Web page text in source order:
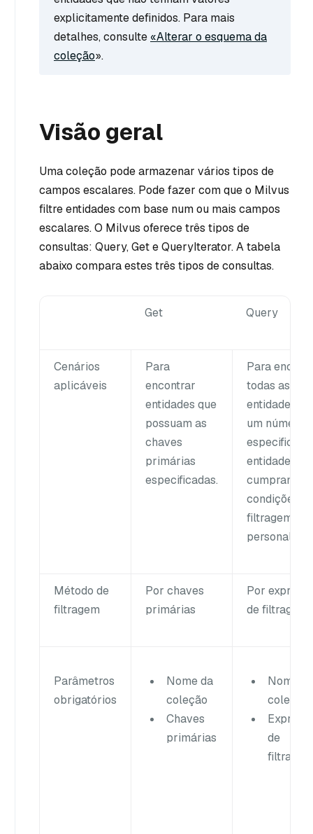
explicitamente definidos. Para mais
detalhes, consulte «Alterar o esquema da
coleção».
Visão geral
Uma coleção pode armazenar vários tipos de
campos escalares. Pode fazer com que o Milvus
filtre entidades com base num ou mais campos
escalares. O Milvus oferece três tipos de
consultas: Query, Get e QueryIterator. A tabela
abaixo compara estes três tipos de consultas.
Get Query
Cenários
aplicáveis
Para
encontrar
entidades que
possuam as
chaves
primárias
especificadas.
Para
todas as
entidades ou
um número
entidades
cumpram as
condições
filtragem
Método de
filtragem
Por chaves
primárias
Por
de filtragem.
Parâmetros
obrigatórios
Nome da
coleção
Chaves
primárias
Nome
coleção
de
filtragem